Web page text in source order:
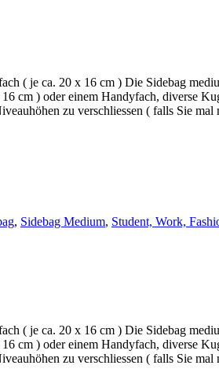
( je ca. 20 x 16 cm ) Die Sidebag
cm ) oder einem Handyfach, diverse
zu verschliessen ( falls Sie
, Sidebag Medium, Student, Work,
( je ca. 20 x 16 cm ) Die Sidebag
cm ) oder einem Handyfach, diverse
zu verschliessen ( falls Sie